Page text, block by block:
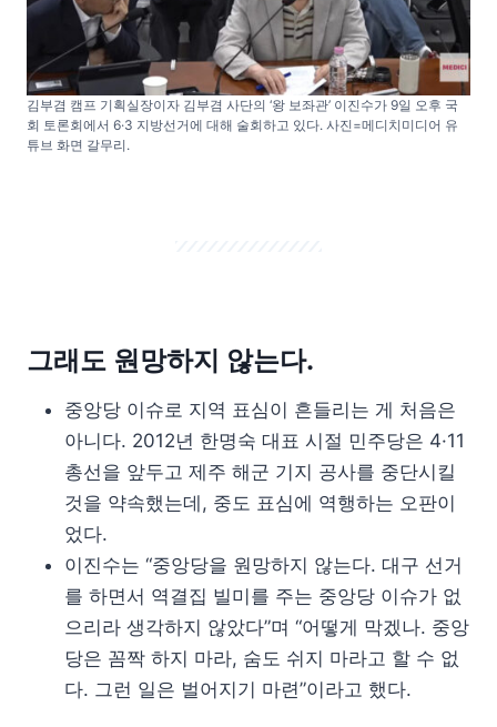
김부겸 캠프 기획실장이자 김부겸 사단의 ‘왕 보좌관’ 이진수가 9일 오후 국
회 토론회에서 6·3 지방선거에 대해 술회하고 있다. 사진=메디치미디어 유
튜브 화면 갈무리.
그래도 원망하지 않는다.
중앙당 이슈로 지역 표심이 흔들리는 게 처음은
아니다. 2012년 한명숙 대표 시절 민주당은 4·11
총선을 앞두고 제주 해군 기지 공사를 중단시킬
것을 약속했는데, 중도 표심에 역행하는 오판이
었다.
이진수는 “중앙당을 원망하지 않는다. 대구 선거
를 하면서 역결집 빌미를 주는 중앙당 이슈가 없
으리라 생각하지 않았다”며 “어떻게 막겠나. 중앙
당은 꼼짝 하지 마라, 숨도 쉬지 마라고 할 수 없
다. 그런 일은 벌어지기 마련”이라고 했다.